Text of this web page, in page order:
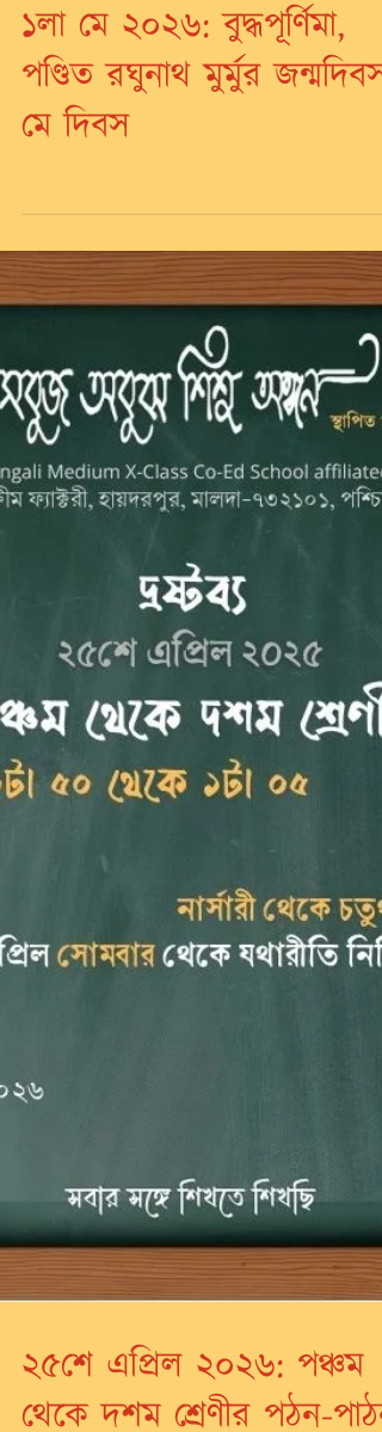
১লা মে ২০২৬: বুদ্ধপূর্ণিমা,
পণ্ডিত রঘুনাথ মুর্মুর জন্মদিবস,